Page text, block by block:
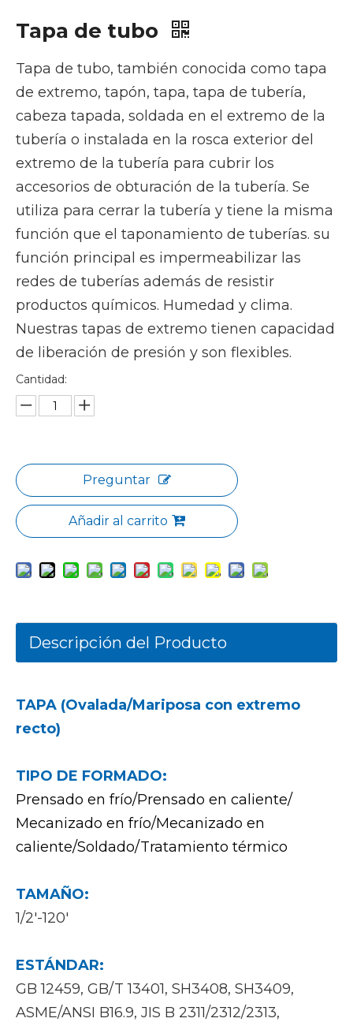
Tapa de tubo
Tapa de tubo, también conocida como tapa
de extremo, tapón, tapa, tapa de tubería,
cabeza tapada, soldada en el extremo de la
tubería o instalada en la rosca exterior del
extremo de la tubería para cubrir los
accesorios de obturación de la tubería. Se
utiliza para cerrar la tubería y tiene la misma
función que el taponamiento de tuberías. su
función principal es impermeabilizar las
redes de tuberías además de resistir
productos químicos. Humedad y clima.
Nuestras tapas de extremo tienen capacidad
de liberación de presión y son flexibles.
Cantidad:
Preguntar
Añadir al carrito
Descripción del Producto
TAPA (Ovalada/Mariposa con extremo
recto)
TIPO DE FORMADO:
Prensado en frío/Prensado en caliente/
Mecanizado en frío/Mecanizado en
caliente/Soldado/Tratamiento térmico
TAMAÑO:
1/2'-120'
ESTÁNDAR:
GB 12459, GB/T 13401, SH3408, SH3409,
ASME/ANSI B16.9, JIS B 2311/2312/2313,